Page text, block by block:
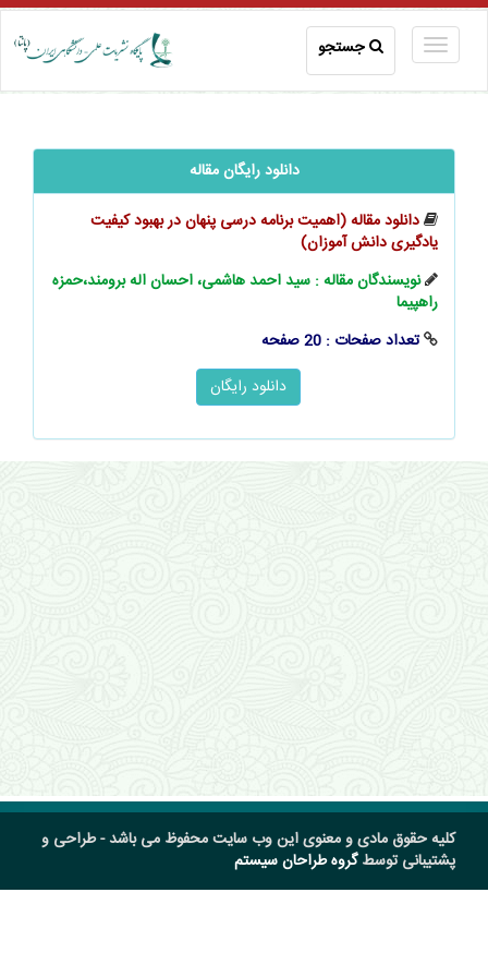
جستجو
دانلود رایگان مقاله
دانلود مقاله (اهمیت برنامه درسی پنهان در بهبود کیفیت
یادگیری دانش آموزان)
نویسندگان مقاله : سید احمد هاشمی، احسان اله برومند،حمزه
راهپیما
تعداد صفحات : 20 صفحه
کلیه حقوق مادی و معنوی این وب سایت محفوظ می باشد - طراحی و
پشتیبانی توسطگروه طراحان سیستم